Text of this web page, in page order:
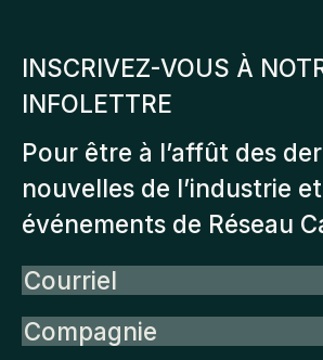
INSCRIVEZ-VOUS À
INFOLETTRE
Pour être à l’affût des
nouvelles de l’industrie
événements de Réseau
Courriel
Compagnie